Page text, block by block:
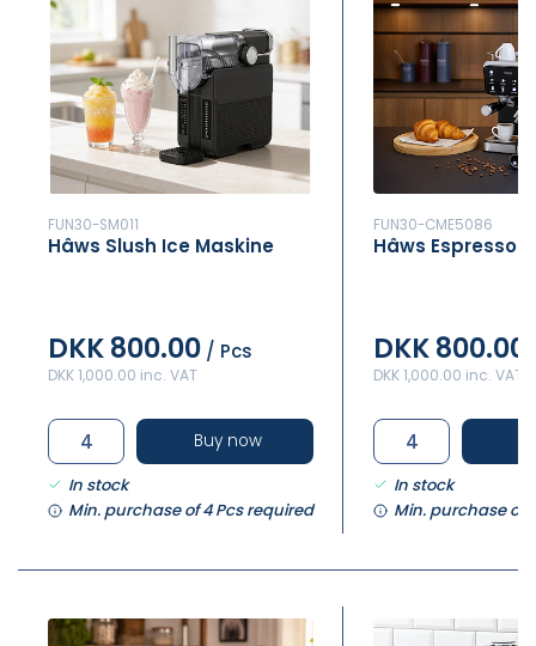
FUN30-SM011
Hâws Slush Ice Maskine
DKK 800.00 / Pcs
DKK 1,000.00 inc. VAT
Buy now
In stock
Min. purchase of 4 Pcs required
FUN30-CME5086
Hâws Espresso
DKK 800.00
DKK 1,000.00 inc. VAT
In stock
Min. purchase of